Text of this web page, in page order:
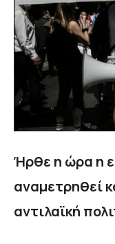
Ήρθε η ώρα η
αναμετρηθεί
αντιλαϊκή